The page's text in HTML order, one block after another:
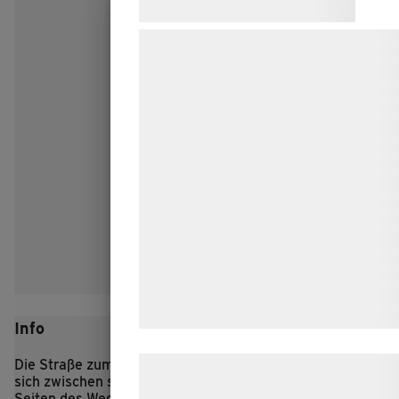
Info
Die Straße zum eisenzeitlichen Dorf Lethra schlängelt
sich zwischen sanften Hügeln hindurch, und zu beiden